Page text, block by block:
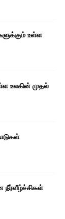
உள்ள
உலகின் முதல்
நீர்வீழ்ச்சிகள்